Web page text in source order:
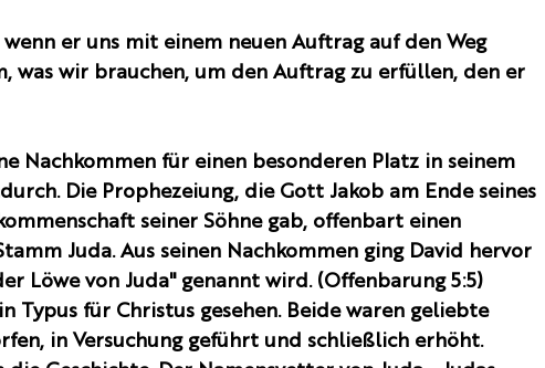
er uns mit einem neuen Auftrag auf den Weg
was wir brauchen, um den Auftrag zu erfüllen, den er
Nachkommen für einen besonderen Platz in seinem
Die Prophezeiung, die Gott Jakob am Ende seines
seiner Söhne gab, offenbart einen
Juda. Aus seinen Nachkommen ging David hervor
Löwe von Juda" genannt wird. (Offenbarung 5:5)
Typus für Christus gesehen. Beide waren geliebte
in Versuchung geführt und schließlich erhöht.